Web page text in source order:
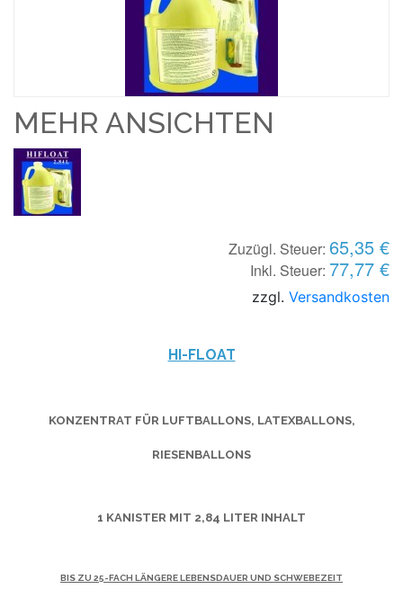
MEHR ANSICHTEN
Zuzügl. Steuer: 65,35 €
Inkl. Steuer: 77,77 €
zzgl. Versandkosten
HI-FLOAT
KONZENTRAT FÜR LUFTBALLONS, LATEXBALLONS,
RIESENBALLONS
1 KANISTER MIT 2,84 LITER INHALT
BIS ZU 25-FACH LÄNGERE LEBENSDAUER UND SCHWEBEZEIT